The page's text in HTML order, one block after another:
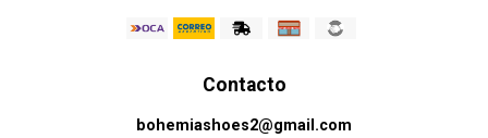
Contacto
bohemiashoes2@gmail.com